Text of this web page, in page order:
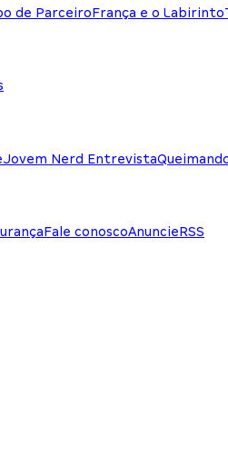
de ParceiroFrança e o Labirinto
Jovem Nerd Entrevista
Fale conoscoAnuncieRSS